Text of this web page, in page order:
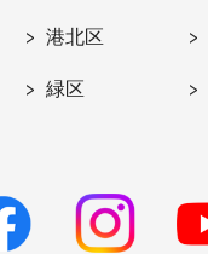
港北区
緑区